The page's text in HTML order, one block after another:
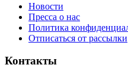
Новости
Пресса о нас
Политика
Отписаться от рассылки
Контакты